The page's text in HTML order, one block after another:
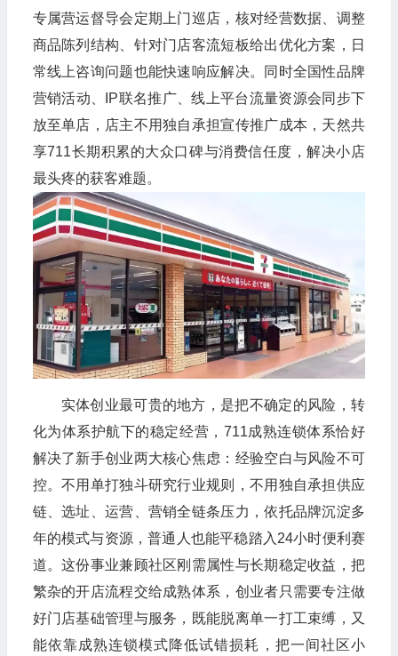
专属营运督导会定期上门巡店，核对经营数据、调整
商品陈列结构、针对门店客流短板给出优化方案，日
常线上咨询问题也能快速响应解决。同时全国性品牌
营销活动、IP联名推广、线上平台流量资源会同步下
放至单店，店主不用独自承担宣传推广成本，天然共
享711长期积累的大众口碑与消费信任度，解决小店
最头疼的获客难题。
实体创业最可贵的地方，是把不确定的风险，转
化为体系护航下的稳定经营，711成熟连锁体系恰好
解决了新手创业两大核心焦虑：经验空白与风险不可
控。不用单打独斗研究行业规则，不用独自承担供应
链、选址、运营、营销全链条压力，依托品牌沉淀多
年的模式与资源，普通人也能平稳踏入24小时便利赛
道。这份事业兼顾社区刚需属性与长期稳定收益，把
繁杂的开店流程交给成熟体系，创业者只需要专注做
好门店基础管理与服务，既能脱离单一打工束缚，又
能依靠成熟连锁模式降低试错损耗，把一间社区小